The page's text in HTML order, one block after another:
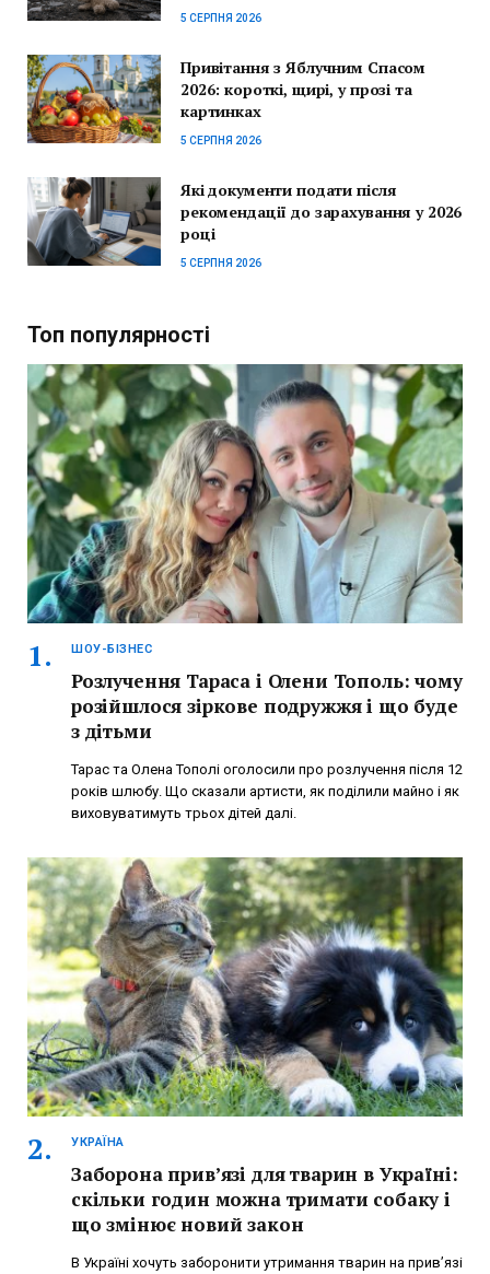
5 СЕРПНЯ 2026
Привітання з Яблучним Спасом
2026: короткі, щирі, у прозі та
картинках
5 СЕРПНЯ 2026
Які документи подати після
рекомендації до зарахування у 2026
році
5 СЕРПНЯ 2026
Топ популярності
ШОУ-БІЗНЕС
Розлучення Тараса і Олени Тополь: чому
розійшлося зіркове подружжя і що буде
з дітьми
Тарас та Олена Тополі оголосили про розлучення після 12
років шлюбу. Що сказали артисти, як поділили майно і як
виховуватимуть трьох дітей далі.
УКРАЇНА
Заборона прив’язі для тварин в Україні:
скільки годин можна тримати собаку і
що змінює новий закон
В Україні хочуть заборонити утримання тварин на прив’язі